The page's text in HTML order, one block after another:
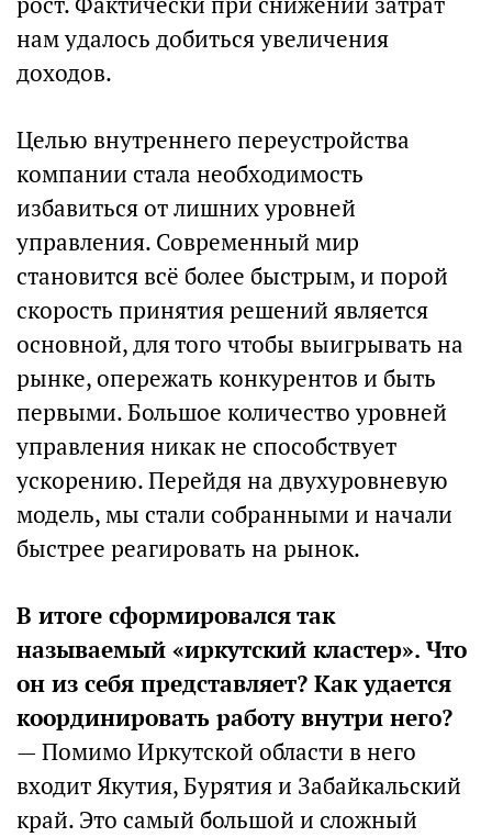
нам удалось добиться увеличения
доходов.
Целью внутреннего переустройства
компании стала необходимость
избавиться от лишних уровней
управления. Современный мир
становится всё более быстрым, и порой
скорость принятия решений является
основной, для того чтобы выигрывать на
рынке, опережать конкурентов и быть
первыми. Большое количество уровней
управления никак не способствует
ускорению. Перейдя на двухуровневую
модель, мы стали собранными и начали
быстрее реагировать на рынок.
В итоге сформировался так
называемый «иркутский кластер». Что
он из себя представляет? Как удается
координировать работу внутри него?
— Помимо Иркутской области в него
входит Якутия, Бурятия и Забайкальский
край. Это самый большой и сложный